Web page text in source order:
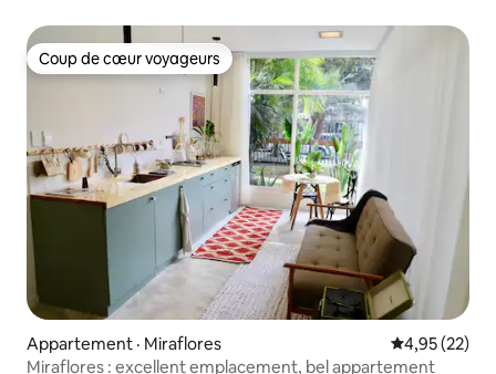
Coup de cœur voyageurs
Coup de cœur voyageurs
Appartement · Miraflores Note
4,95 (22)
Miraflores : excellent emplacement, bel appartement